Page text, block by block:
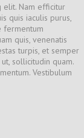
elit. Nam efficitur
quis iaculis purus,
fermentum
quis, venenatis
turpis, et semper
sollicitudin quam.
Vestibulum